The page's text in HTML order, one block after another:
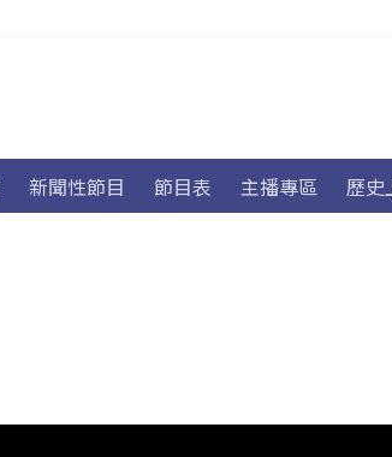
新聞性節目 節目表 主播專區 歷史